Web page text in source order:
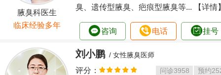
腋臭科医生
临床经验多年
臭、遗传型腋臭、疤痕型腋臭等... 【详情
咨询 电话 挂号
刘小鹏 / 女性腋臭医师
评分： 问诊3958 预约